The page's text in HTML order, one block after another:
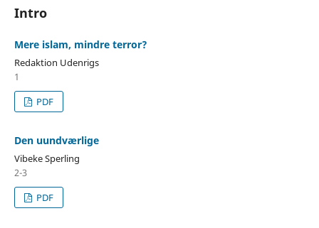
Intro
Mere islam, mindre terror?
Redaktion Udenrigs
1
PDF
Den uundværlige
Vibeke Sperling
2-3
PDF